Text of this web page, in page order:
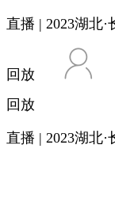
直播 | 2023湖北
回放
回放
直播 | 2023湖北